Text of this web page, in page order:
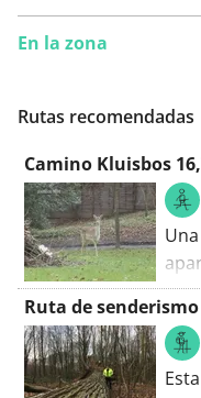
En la zona
Rutas recomendadas
Camino Kluisbos
Ruta de